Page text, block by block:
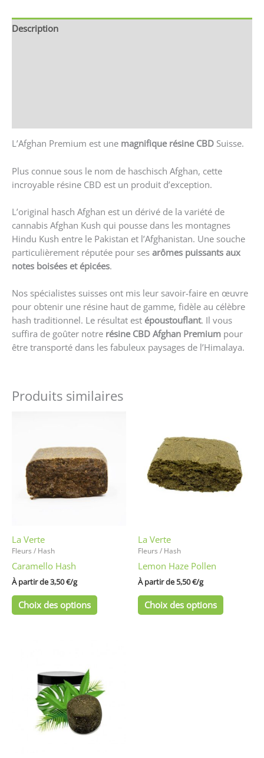
Description
L’Afghan Premium est une magnifique résine CBD Suisse.
Plus connue sous le nom de haschisch Afghan, cette
incroyable résine CBD est un produit d’exception.
L’original hasch Afghan est un dérivé de la variété de
cannabis Afghan Kush qui pousse dans les montagnes
Hindu Kush entre le Pakistan et l’Afghanistan. Une souche
particulièrement réputée pour ses arômes puissants aux
notes boisées et épicées.
Nos spécialistes suisses ont mis leur savoir-faire en œuvre
pour obtenir une résine haut de gamme, fidèle au célèbre
hash traditionnel. Le résultat est époustouflant. Il vous
suffira de goûter notre résine CBD Afghan Premium pour
être transporté dans les fabuleux paysages de l’Himalaya.
Produits similaires
La Verte
Fleurs / Hash
Caramello Hash
À partir de 3,50€/g
Choix des options
plusieurs
variations.
Les
options
du
La Verte
Fleurs / Hash
Lemon Haze Pollen
À partir de 5,50€/g
Choix des options
a
plusieurs
Les
du
plusieurs
variations.
Les
options